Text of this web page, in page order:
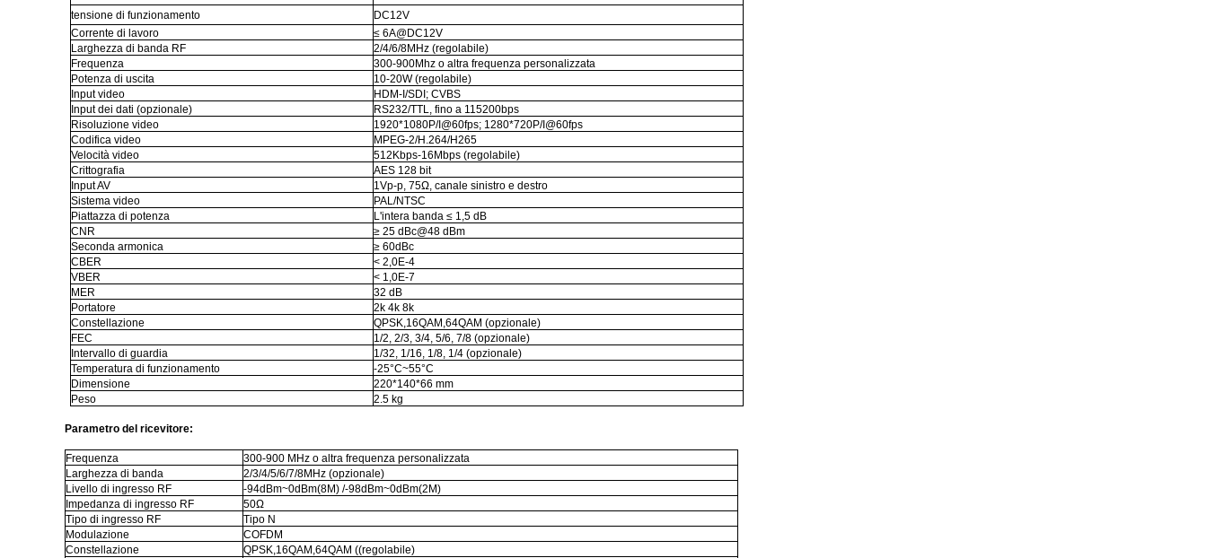
tensione di funzionamento
DC12V
Corrente di lavoro
≤ 6A@DC12V
Larghezza di banda RF
2/4/6/8MHz (regolabile)
Frequenza
300-900Mhz o altra frequenza personalizzata
Potenza di uscita
10-20W (regolabile)
Input video
HDM-I/SDI; CVBS
Input dei dati (opzionale)
RS232/TTL, fino a 115200bps
Risoluzione video
1920*1080P/I@60fps; 1280*720P/I@60fps
Codifica video
MPEG-2/H.264/H265
Velocità video
512Kbps-16Mbps (regolabile)
Crittografia
AES 128 bit
Input AV
1Vp-p, 75Ω, canale sinistro e destro
Sistema video
PAL/NTSC
Piattazza di potenza
L'intera banda ≤ 1,5 dB
CNR
≥ 25 dBc@48 dBm
Seconda armonica
≥ 60dBc
CBER
< 2,0E-4
VBER
< 1,0E-7
MER
32 dB
Portatore
2k 4k 8k
Constellazione
QPSK,16QAM,64QAM (opzionale)
FEC
1/2, 2/3, 3/4, 5/6, 7/8 (opzionale)
Intervallo di guardia
1/32, 1/16, 1/8, 1/4 (opzionale)
Temperatura di funzionamento
-25°C~55°C
Dimensione
220*140*66 mm
Peso
2.5 kg
Parametro del ricevitore:
Frequenza
300-900 MHz o altra frequenza personalizzata
Larghezza di banda
2/3/4/5/6/7/8MHz (opzionale)
Livello di ingresso RF
-94dBm~0dBm(8M) /-98dBm~0dBm(2M)
Impedanza di ingresso RF
50Ω
Tipo di ingresso RF
Tipo N
Modulazione
COFDM
Constellazione
QPSK,16QAM,64QAM ((regolabile)